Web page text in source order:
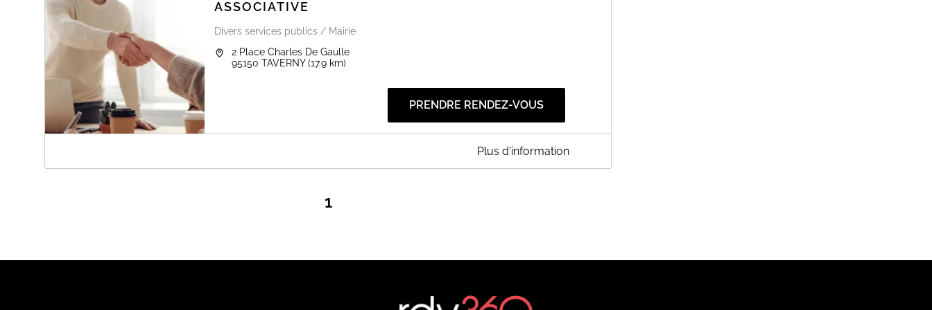
ASSOCIATIVE
Divers services publics / Mairie
2 Place Charles De Gaulle
95150 TAVERNY (17.9 km)
PRENDRE RENDEZ-VOUS
A PROPOS DE DIRECTION DES SPORTS ET DE LA VIE ASSOCIATIVE
Après votre réservation, vous receverez un mail récapitulatif de votre demande. Le service vie associative vous
contactera pour confirmer la disponibilité de la salle. La réservation sur la plateforme RDV360 ne vaut pas comme
Plus d'information
1